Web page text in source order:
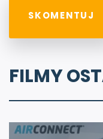
FILMY